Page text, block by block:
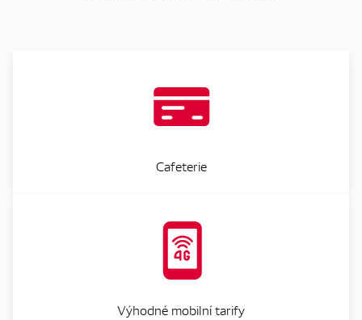
Cafeterie
Výhodné mobilní tarify